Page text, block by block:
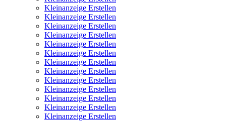
Kleinanzeige Erstellen
Kleinanzeige Erstellen
Kleinanzeige Erstellen
Kleinanzeige Erstellen
Kleinanzeige Erstellen
Kleinanzeige Erstellen
Kleinanzeige Erstellen
Kleinanzeige Erstellen
Kleinanzeige Erstellen
Kleinanzeige Erstellen
Kleinanzeige Erstellen
Kleinanzeige Erstellen
Kleinanzeige Erstellen